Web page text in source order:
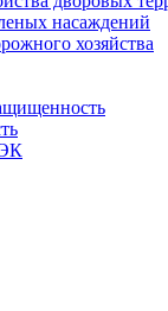
насаждений
хозяйства